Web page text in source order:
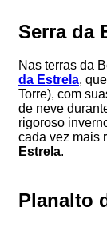
Serra da
Nas terras da
da Estrela,
Torre), com
de neve
rigoroso
cada vez mais
Estrela.
Planalto